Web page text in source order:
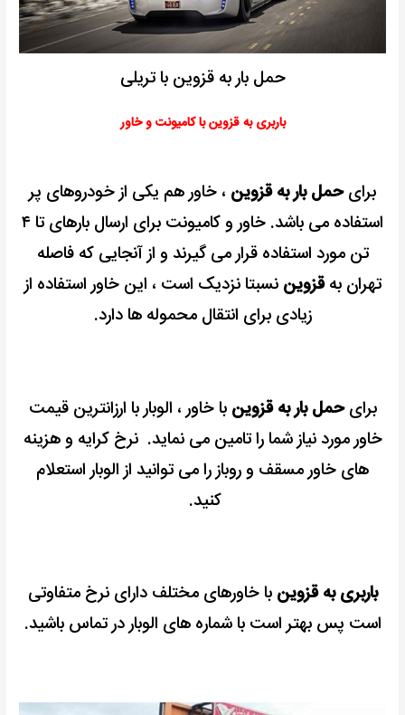
حمل بار به قزوین با تریلی
باربری به قزوین با کامیونت و خاور
برایحمل بار به قزوین ، خاور هم یکی از خودروهای پر
استفاده می باشد. خاور و کامیونت برای ارسال بارهای تا ۴
تن مورد استفاده قرار می گیرند و از آنجایی که فاصله
تهران بهقزوین نسبتا نزدیک است ، این خاور استفاده از
زیادی برای انتقال محموله ها دارد.
برایحمل بار به قزوین با خاور ، الوبار با ارزانترین قیمت
خاور مورد نیاز شما را تامین می نماید. نرخ کرایه و هزینه
های خاور مسقف و روباز را می توانید از الوبار استعلام
کنید.
باربری به قزوین با خاورهای مختلف دارای نرخ متفاوتی
است پس بهتر است با شماره های الوبار در تماس باشید.